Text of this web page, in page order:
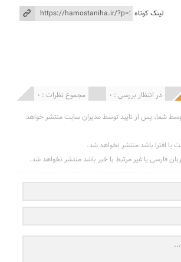
لینک کوتاه
مجموع نظرات : 0 در انتظار بررسی : 0
شما، پس از تایید توسط مدیران سایت منتشر خواهد
یا افترا باشد منتشر نخواهد شد.
فارسی یا غیر مرتبط با خبر باشد منتشر نخواهد شد.